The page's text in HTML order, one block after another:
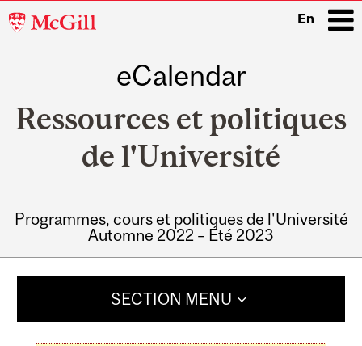
McGill
En
eCalendar
Ressources et politiques
de l'Université
Programmes, cours et politiques de l'Université
Automne 2022 – Été 2023
SECTION MENU